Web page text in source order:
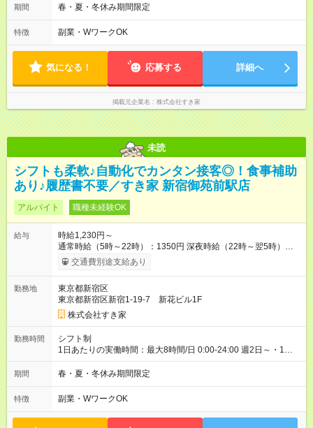
後帯 14:00-18:00 〇夜帯 18:00-22:00 〇深夜帯 22:00-翌5:00 基
ます♪
期間 春・夏・冬休み期間限定
特徴 副業・WワークOK
気になる！ 応募する 詳細へ
掲載元企業名 株式会社すき家
未読
シフトも柔軟♪自動化でカンタン接客◎！食事補助
あり♪履歴書不要／すき家 新宿御苑前駅店
アルバイト 職種未経験OK
給与
時給1,230円～
通常時給（5時～22時）：1350円 深夜時給（22時～翌5時）：
1688円 高校生時給：1230円 【特別手当】早朝手当（5：00-9：
00）時給+150円 【試用期間】試用期間あり 試用期間の長さ：1
30日（※条件変更なし）ですが、切り上げで一ヶ月とさせてい
ただきます。 研修制度あり：15時間(研修中も同時給）
交通費別途支給あり
勤務地
東京都新宿区
東京都新宿区新宿1-19-7 新花ビル1F
株式会社すき家
勤務時間
シフト制
1日あたりの実働時間：最大8時間/日 0:00-24:00 週2日～・1日
2h～OK ＜シフト例＞ 〇朝帯 5:00-9:00 〇昼帯 9:00-14:00 〇午
後帯 14:00-18:00 〇夜帯 18:00-22:00 〇深夜帯 22:00-翌5:00 基
ます♪
期間 春・夏・冬休み期間限定
特徴 副業・WワークOK